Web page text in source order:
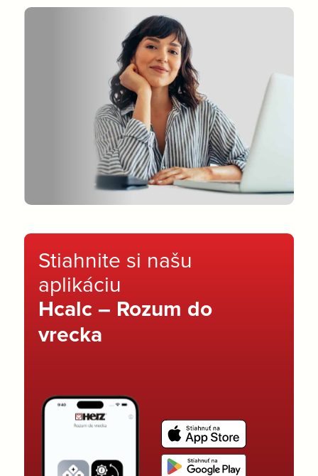
Stiahnite si našu
aplikáciu
Hcalc – Rozum do
vrecka